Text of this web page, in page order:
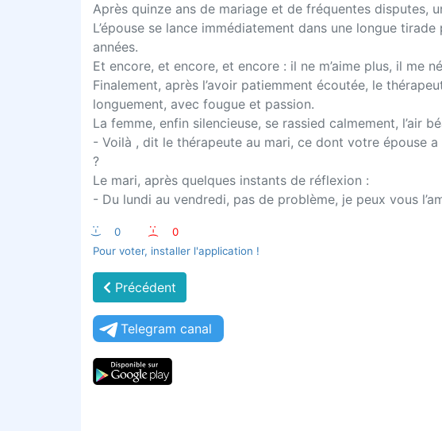
Après quinze ans de mariage et de fréquentes disputes,
L’épouse se lance immédiatement dans une longue
années.
Et encore, et encore, et encore : il ne m’aime plus, il me
Finalement, après l’avoir patiemment écoutée, le
longuement, avec fougue et passion.
La femme, enfin silencieuse, se rassied calmement, l’air
- Voilà , dit le thérapeute au mari, ce dont votre épouse a
?
Le mari, après quelques instants de réflexion :
- Du lundi au vendredi, pas de problème, je peux vous
:-) 0 :-(
0
Pour voter, installer l'application !
Précédent
Telegram canal